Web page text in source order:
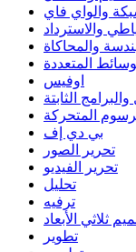
والواي فاي
والاسترداد
والمحاكاة
المتعددة
اوفيس
الثابتة
المتحركة
بي دي إف
تحرير الصور
تحرير الفيديو
تحليل
ترفيه
ثلاثي الأبعاد
تطوير